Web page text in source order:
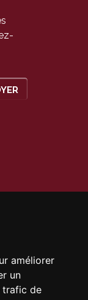
améliorer
un
trafic de